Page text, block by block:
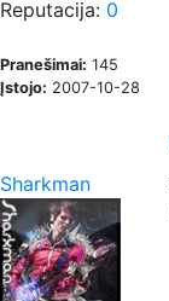
Reputacija: 0
Pranešimai: 145
Įstojo: 2007-10-28
Sharkman